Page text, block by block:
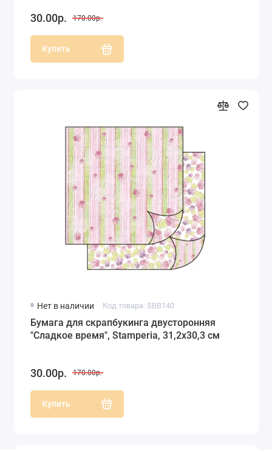
30.00р. 170.00р.
Купить
Нет в наличии Код товара: SBB140
Бумага для скрапбукинга двусторонняя
"Сладкое время", Stamperia, 31,2х30,3 см
30.00р. 170.00р.
Купить